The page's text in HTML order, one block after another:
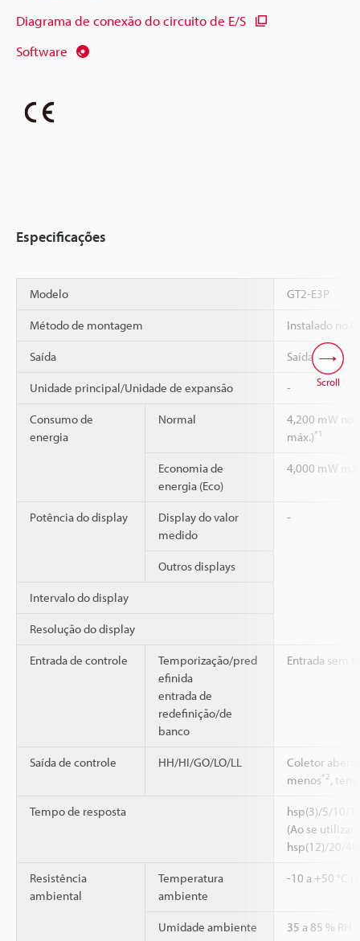
Diagrama de conexão do circuito de E/S
Software
Especificações
Modelo GT2-E3P
Método de montagem Instalado no
Saída Saída PNP
Unidade principal/Unidade de expansão -
Consumo de
energia
Normal
4,200 mW no
máx.)*1
Economia de
energia (Eco)
4,000 mW
Potência do display
Display do valor
medido
-
Outros displays
Intervalo do display
Resolução do display
Entrada de controle
Temporização/pred
efinida
entrada de
redefinição/de
banco
Entrada sem
Saída de controle HH/HI/GO/LO/LL
Coletor aberto
menos*2,
Tempo de resposta
hsp(3)/5/10/
(Ao se utilizar
hsp(12)/20/
Resistência
ambiental
Temperatura
ambiente
-10 a +50 °C
Umidade ambiente 35 a 85 % RH
Scroll